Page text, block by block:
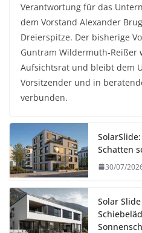
Verantwortung für das
dem Vorstand Alexander
Dreierspitze. Der bisherige
Guntram Wildermuth-Reißer
Aufsichtsrat und bleibt dem
Vorsitzender und in
verbunden.
Schatten
30/07/
Solar